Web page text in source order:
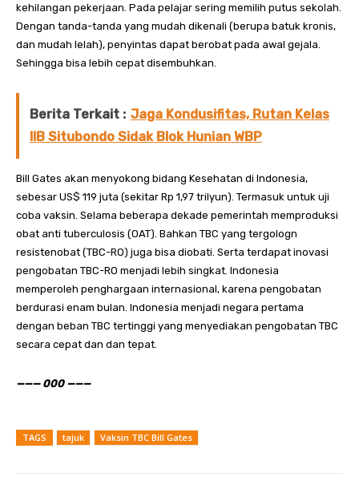
kehilangan pekerjaan. Pada pelajar sering memilih putus sekolah.
Dengan tanda-tanda yang mudah dikenali (berupa batuk kronis,
dan mudah lelah), penyintas dapat berobat pada awal gejala.
Sehingga bisa lebih cepat disembuhkan.
Berita Terkait : Jaga Kondusifitas, Rutan Kelas
IIB Situbondo Sidak Blok Hunian WBP
Bill Gates akan menyokong bidang Kesehatan di Indonesia,
sebesar US$ 119 juta (sekitar Rp 1,97 trilyun). Termasuk untuk uji
coba vaksin. Selama beberapa dekade pemerintah memproduksi
obat anti tuberculosis (OAT). Bahkan TBC yang tergologn
resistenobat (TBC-RO) juga bisa diobati. Serta terdapat inovasi
pengobatan TBC-RO menjadi lebih singkat. Indonesia
memperoleh penghargaan internasional, karena pengobatan
berdurasi enam bulan. Indonesia menjadi negara pertama
dengan beban TBC tertinggi yang menyediakan pengobatan TBC
secara cepat dan dan tepat.
——— 000 ———
TAGS tajuk Vaksin TBC Bill Gates